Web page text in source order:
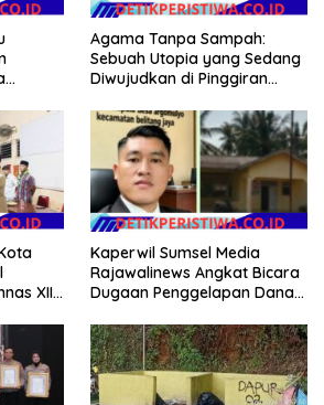
Agama Tanpa Sampah:
Sebuah Utopia yang Sedang
Diwujudkan di Pinggiran
XII
Kaperwil Sumsel Media
Rajawalinews Angkat Bicara
Dugaan Penggelapan Dana
Argomulyo Belitang Jaya
Hilang 3 Bulan Bawa
Anggaran Pembangunan